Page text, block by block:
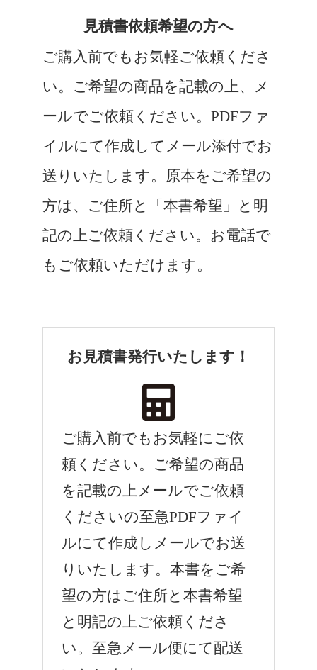
見積書依頼希望の方へ
ご購入前でもお気軽ご依頼くださ
い。ご希望の商品を記載の上、メ
ールでご依頼ください。PDFファ
イルにて作成してメール添付でお
送りいたします。原本をご希望の
方は、ご住所と「本書希望」と明
記の上ご依頼ください。お電話で
もご依頼いただけます。
お見積書発行いたします！
ご購入前でもお気軽にご依
頼ください。ご希望の商品
を記載の上メールでご依頼
くださいの至急PDFファイ
ルにて作成しメールでお送
りいたします。本書をご希
望の方はご住所と本書希望
と明記の上ご依頼くださ
い。至急メール便にて配送